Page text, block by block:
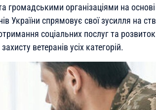
організаціями на
України спрямовує свої зусилля на
соціальних послуг та
ветеранів усіх категорій.